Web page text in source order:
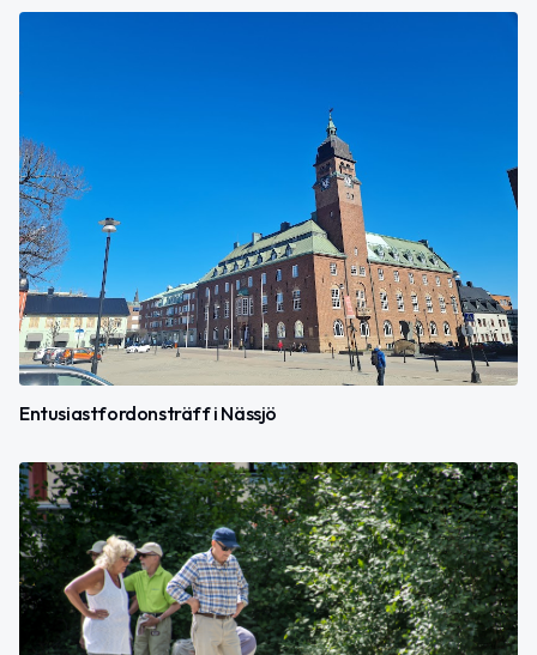
Entusiastfordonsträff i Nässjö